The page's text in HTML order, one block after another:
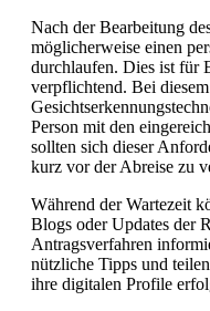
Nach der Bearbeitung
möglicherweise einen
durchlaufen. Dies ist für
verpflichtend. Bei
Person mit den
sollten sich dieser
kurz vor der Abreise zu
Während der Wartezeit
Blogs oder Updates der
Antragsverfahren
nützliche Tipps und
ihre digitalen Profile